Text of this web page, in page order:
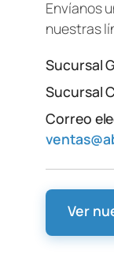
Envíanos
nuestras
Sucursal
Sucursal
Correo
Ver